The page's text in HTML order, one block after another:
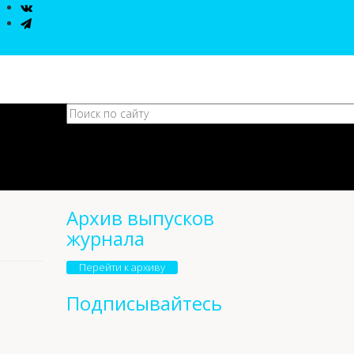
Архив выпусков
журнала
Перейти к архиву
Подписывайтесь